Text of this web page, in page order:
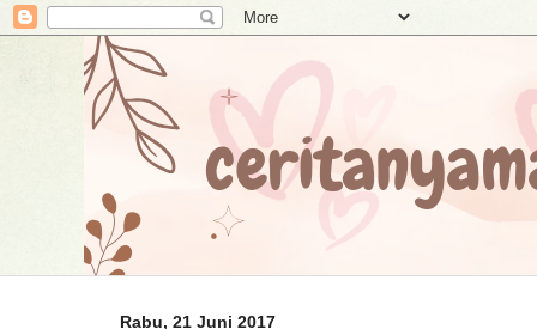
Rabu, 21 Juni 2017